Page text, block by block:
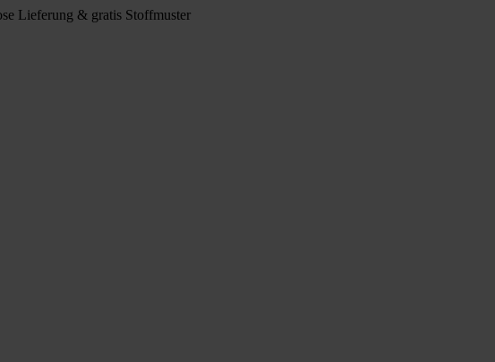
Lieferung & gratis Stoffmuster